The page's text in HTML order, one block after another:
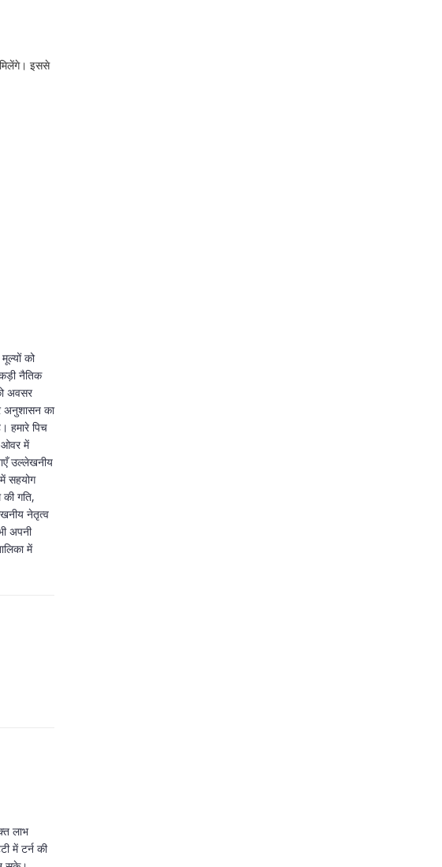
इससे
को
नैतिक
अवसर
अनुशासन का
हमारे पिच
ओवर में
उल्लेखनीय
सहयोग
गति,
नेतृत्व
अपनी
में
लाभ
में टर्न की